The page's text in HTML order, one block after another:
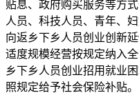
贴息、政府购买服务等方
人员、科技人员、青年、
向返乡下乡人员创业创新
适度规模经营按规定纳入
乡下乡人员创业招用就业
照规定给予社会保险补贴。